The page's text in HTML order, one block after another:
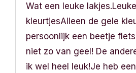
Wat een leuke
kleurtjesAlleen de gele
persoonlijk een beetje
niet zo van geel! De
ik wel heel leuk!Je heb